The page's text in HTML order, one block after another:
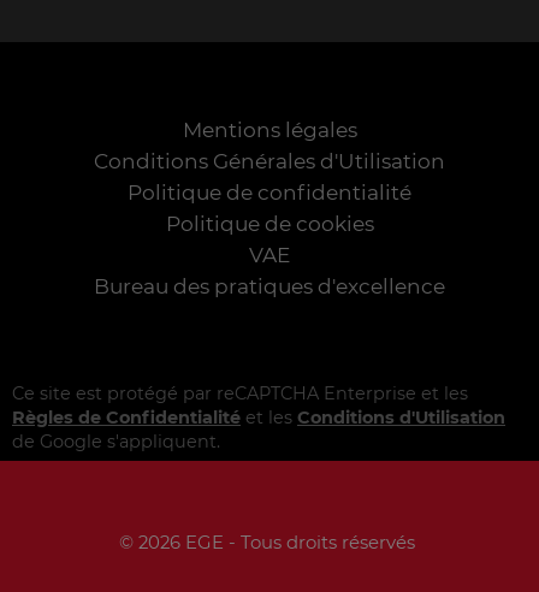
Mentions légales
Conditions Générales d'Utilisation
Politique de confidentialité
Politique de cookies
VAE
Bureau des pratiques d'excellence
Ce site est protégé par reCAPTCHA Enterprise et les
Règles de Confidentialité et les Conditions d'Utilisation
de Google s'appliquent.
© 2026 EGE - Tous droits réservés